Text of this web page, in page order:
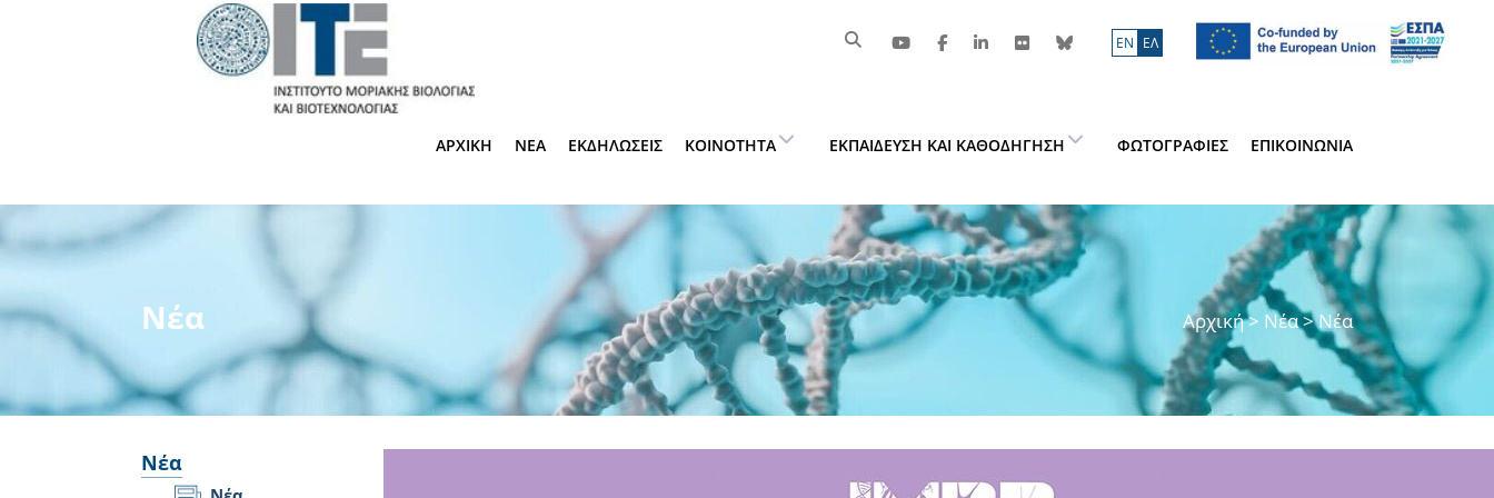
ΕN ΕΛ
ΑΡΧΙΚΉ ΝΈΑ ΕΚΔΗΛΏΣΕΙΣ ΚΟΙΝΌΤΗΤΑ ΕΚΠΑΊΔΕΥΣΗ ΚΑΙ ΚΑΘΟΔΉΓΗΣΗ ΦΩΤΟΓΡΑΦΊΕΣ ΕΠΙΚΟΙΝΩΝΊΑ
Νέα Αρχική> Νέα> Νέα
Νέα